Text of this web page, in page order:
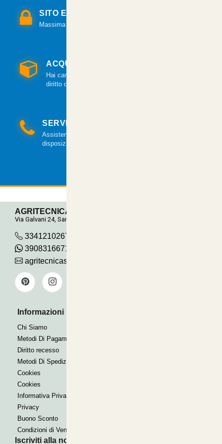
SITO E PAGAMENTI SICURI
Massima sicurezza per tutte le modalità di pagamento.
ACQUISTO GARANTITO
Hai cambiato idea? Hai 14 giorni per esercitare il
diritto di recesso.
SERVIZIO CLIENTI
Assistenza clienti via mail e telefonica a tua
disposizione.
AGRITECNICA S.R.L.
Via Galvani 24, San Pancrazio
3341210267
390831667115
agritecnicasrl@gmail.com
Informazioni Utili
Chi Siamo
Metodi Di Pagamento
Diritto recesso
Metodi Di Spedizione
Cookies
Cookies
Informativa Privacy
Privacy
Buono Sconto
Condizioni di Vendita
Iscriviti alla nostra Newsletter